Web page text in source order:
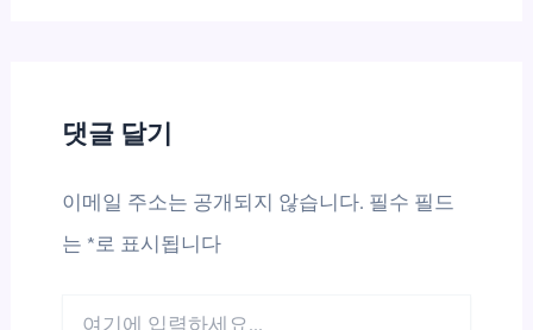
댓글 달기
이메일 주소는 공개되지 않습니다. 필수 필드
는 * 로 표시됩니다